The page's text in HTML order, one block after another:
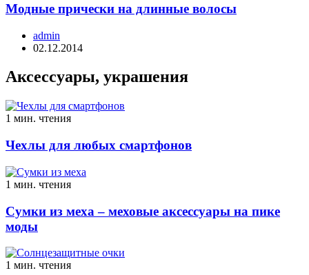
Модные прически на длинные волосы
admin
02.12.2014
Аксессуары, украшения
1 мин. чтения
Чехлы для любых смартфонов
1 мин. чтения
Сумки из меха – меховые аксессуары на пике
моды
1 мин. чтения